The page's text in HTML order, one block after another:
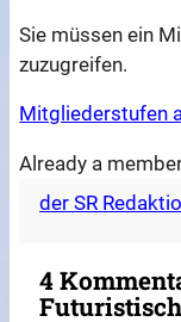
Sie müssen ein
zuzugreifen.
Mitgliederstufen
Already a
der SR
4